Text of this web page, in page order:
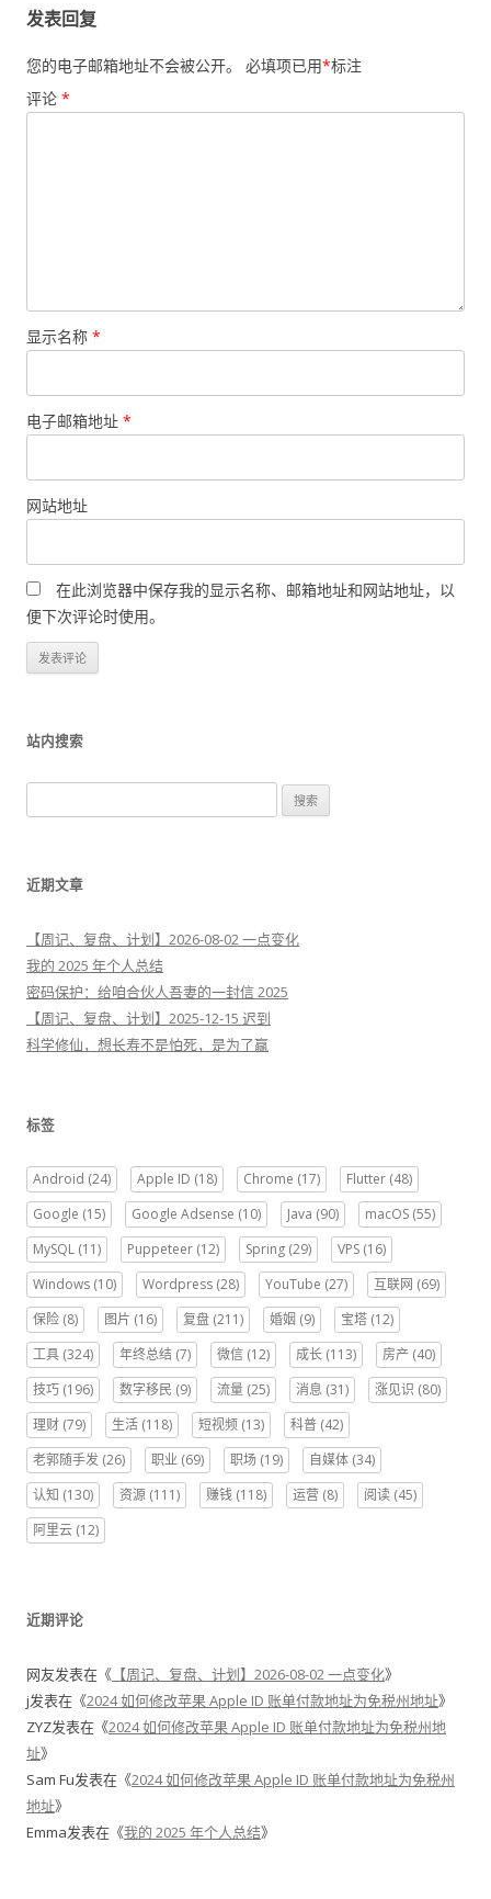
发表回复
您的电子邮箱地址不会被公开。 必填项已用*标注
评论 *
显示名称 *
电子邮箱地址 *
网站地址
在此浏览器中保存我的显示名称、邮箱地址和网站地址，以
便下次评论时使用。
站内搜索
索
近期文章
【周记、复盘、计划】2026-08-02 一点变化
我的 2025 年个人总结
密码保护：给咱合伙人吾妻的一封信 2025
【周记、复盘、计划】2025-12-15 迟到
科学修仙，想长寿不是怕死，是为了赢
标签
Android (24) Apple ID (18) Chrome (17) Flutter (48)
Google (15) Google Adsense (10) Java (90) macOS (55)
MySQL (11) Puppeteer (12) Spring (29) VPS (16)
Windows (10) Wordpress (28) YouTube (27) 互联网 (69)
保险 (8) 图片 (16) 复盘 (211) 婚姻 (9) 宝塔 (12)
工具 (324) 年终总结 (7) 微信 (12) 成长 (113) 房产 (40)
技巧 (196) 数字移民 (9) 流量 (25) 消息 (31) 涨见识 (80)
理财 (79) 生活 (118) 短视频 (13) 科普 (42)
老郭随手发 (26) 职业 (69) 职场 (19) 自媒体 (34)
认知 (130) 资源 (111) 赚钱 (118) 运营 (8) 阅读 (45)
阿里云 (12)
近期评论
网友发表在《 【周记、复盘、计划】2026-08-02 一点变化》
j发表在《2024 如何修改苹果 Apple ID 账单付款地址为免税州地址》
ZYZ发表在《2024 如何修改苹果 Apple ID 账单付款地址为免税州地
址》
Sam Fu发表在《2024 如何修改苹果 Apple ID 账单付款地址为免税州
地址》
Emma发表在《我的 2025 年个人总结》